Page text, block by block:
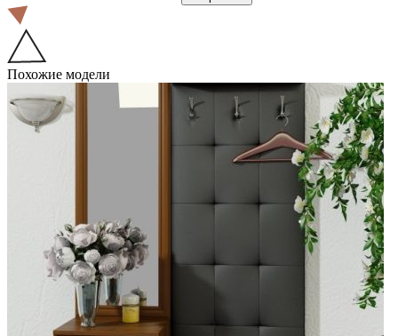
Похожие модели